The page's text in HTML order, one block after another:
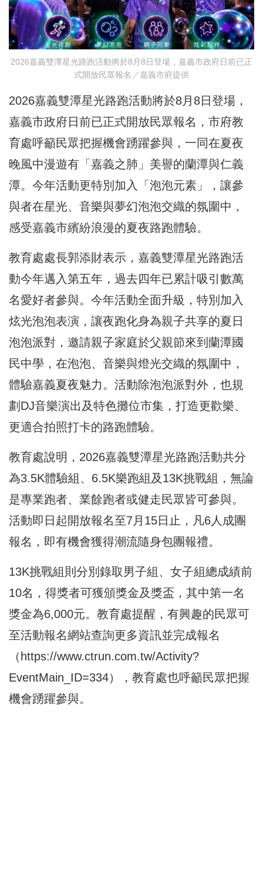
2026嘉義雙潭星光路跑活動將於8月8日登場，嘉義市政府日前已正
式開放民眾報名／嘉義市府提供
2026嘉義雙潭星光路跑活動將於8月8日登場，
嘉義市政府日前已正式開放民眾報名，市府教
育處呼籲民眾把握機會踴躍參與，一同在夏夜
晚風中漫遊有「嘉義之肺」美譽的蘭潭與仁義
潭。今年活動更特別加入「泡泡元素」，讓參
與者在星光、音樂與夢幻泡泡交織的氛圍中，
感受嘉義市繽紛浪漫的夏夜路跑體驗。
教育處處長郭添財表示，嘉義雙潭星光路跑活
動今年邁入第五年，過去四年已累計吸引數萬
名愛好者參與。今年活動全面升級，特別加入
炫光泡泡表演，讓夜跑化身為親子共享的夏日
泡泡派對，邀請親子家庭於父親節來到蘭潭國
民中學，在泡泡、音樂與燈光交織的氛圍中，
體驗嘉義夏夜魅力。活動除泡泡派對外，也規
劃DJ音樂演出及特色攤位市集，打造更歡樂、
更適合拍照打卡的路跑體驗。
教育處說明，2026嘉義雙潭星光路跑活動共分
為3.5K體驗組、6.5K樂跑組及13K挑戰組，無論
是專業跑者、業餘跑者或健走民眾皆可參與。
活動即日起開放報名至7月15日止，凡6人成團
報名，即有機會獲得潮流隨身包團報禮。
13K挑戰組則分別錄取男子組、女子組總成績前
10名，得獎者可獲頒獎金及獎盃，其中第一名
獎金為6,000元。教育處提醒，有興趣的民眾可
至活動報名網站查詢更多資訊並完成報名
（https://www.ctrun.com.tw/Activity?
EventMain_ID=334），教育處也呼籲民眾把握
機會踴躍參與。